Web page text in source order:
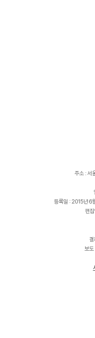
주소 : 서
등록일 : 2015년 6
편
결
보도